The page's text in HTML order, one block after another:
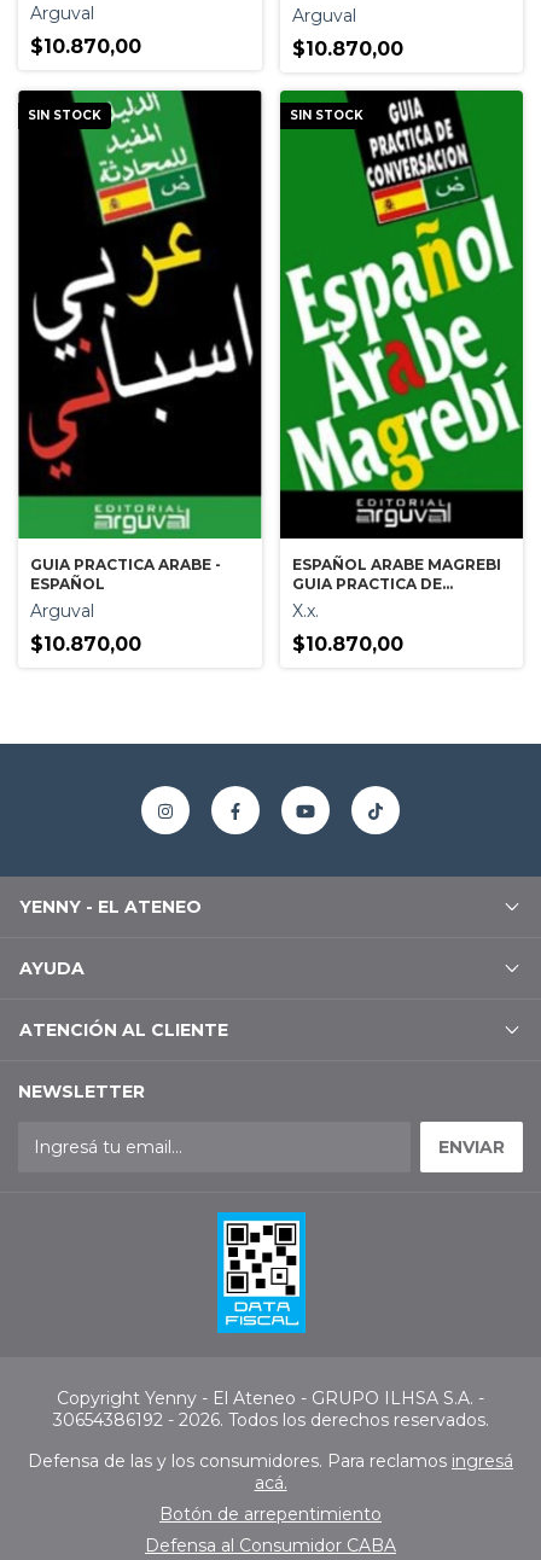
Arguval
$10.870,00
Arguval
$10.870,00
SIN STOCK
GUIA PRACTICA ARABE -
ESPAÑOL
Arguval
$10.870,00
SIN STOCK
ESPAÑOL ARABE MAGREBI
GUIA PRACTICA DE
CONVERSACION
X.x.
$10.870,00
YENNY - EL ATENEO
AYUDA
ATENCIÓN AL CLIENTE
NEWSLETTER
Copyright Yenny - El Ateneo - GRUPO ILHSA S.A. -
30654386192 - 2026. Todos los derechos reservados.
Defensa de las y los consumidores. Para reclamos ingresá
acá.
Botón de arrepentimiento
Defensa al Consumidor CABA